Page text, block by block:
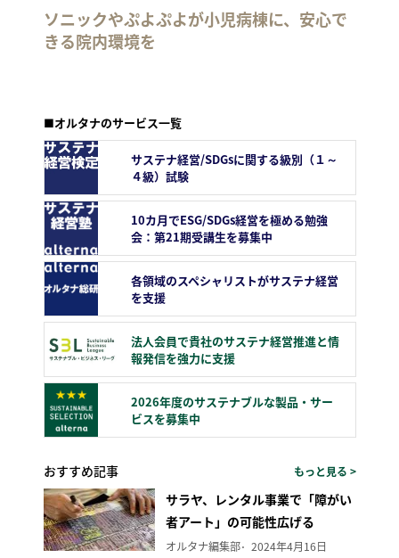
ソニックやぷよぷよが小児病棟に、安心で
きる院内環境を
■オルタナのサービス一覧
サステナ経営/SDGsに関する級別（１～
４級）試験
10カ月でESG/SDGs経営を極める勉強
会：第21期受講生を募集中
各領域のスペシャリストがサステナ経営
を支援
法人会員で貴社のサステナ経営推進と情
報発信を強力に支援
2026年度のサステナブルな製品・サー
ビスを募集中
おすすめ記事 もっと見る >
サラヤ、レンタル事業で「障がい
者アート」の可能性広げる
オルタナ編集部 2024年4月16日